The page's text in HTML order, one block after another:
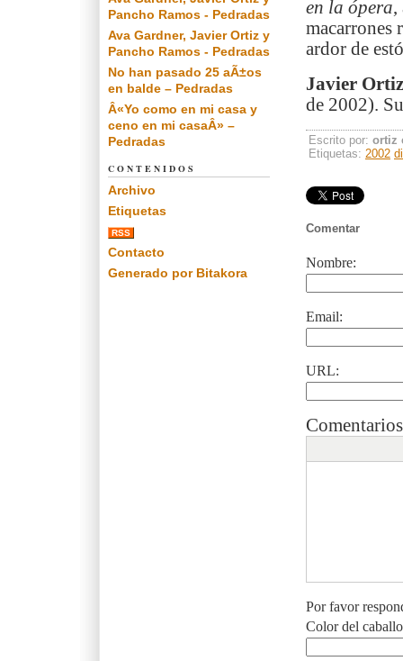
en la ópera,
macarrones
ardor de
Javier
de 2002).
Escrito por: ortiz
Etiquetas: 2002
Comentar
Nombre:
Email:
URL:
Por favor
Color del
Pancho Ramos - Pedradas
Ava Gardner, Javier Ortiz y
Pancho Ramos - Pedradas
No han pasado 25 aÃ±os
en balde – Pedradas
Â«Yo como en mi casa y
ceno en mi casaÂ» –
Pedradas
CONTENIDOS
Archivo
Etiquetas
RSS
Contacto
Generado por Bitakora